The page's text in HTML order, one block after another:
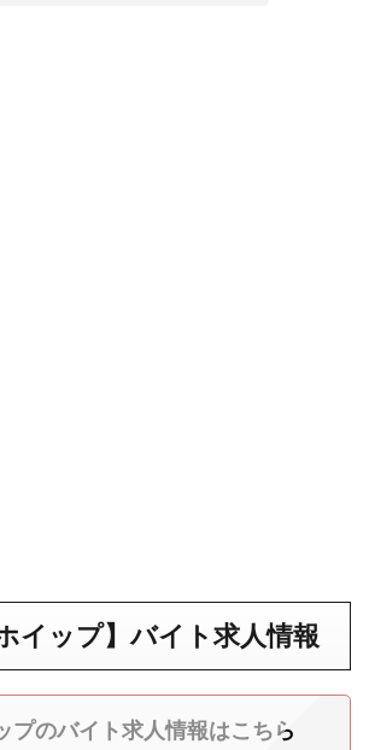
イップ】バイト求人情報
プのバイト求人情報はこちら